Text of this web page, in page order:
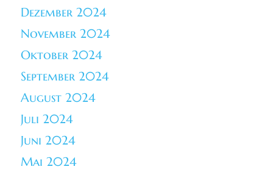
Dezember 2024
November 2024
Oktober 2024
September 2024
August 2024
Juli 2024
Juni 2024
Mai 2024